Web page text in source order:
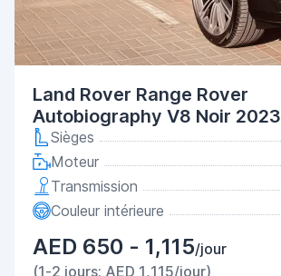
Land Rover Range Rover
Autobiography V8 Noir 2023
Sièges
Moteur
Transmission
Couleur intérieure
AED 650 - 1,115/jour
(1-2 jours: AED 1,115/jour)